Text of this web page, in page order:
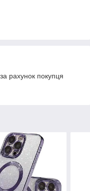
рахунок покупця